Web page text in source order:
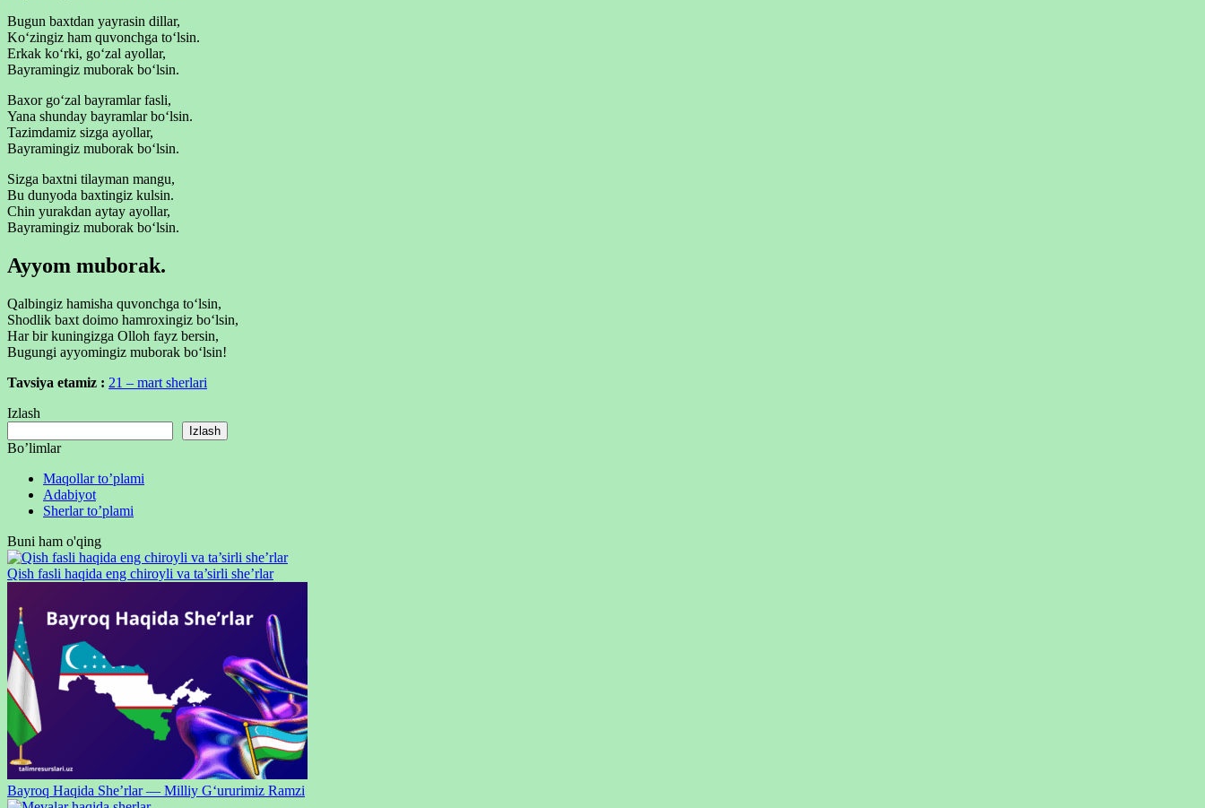
Bugun baxtdan yayrasin dillar,
Ko‘zingiz ham quvonchga to‘lsin.
Erkak ko‘rki, go‘zal ayollar,
Bayramingiz muborak bo‘lsin.
Baxor go‘zal bayramlar fasli,
Yana shunday bayramlar bo‘lsin.
Tazimdamiz sizga ayollar,
Bayramingiz muborak bo‘lsin.
Sizga baxtni tilayman mangu,
Bu dunyoda baxtingiz kulsin.
Chin yurakdan aytay ayollar,
Bayramingiz muborak bo‘lsin.
Ayyom muborak.
Qalbingiz hamisha quvonchga to‘lsin,
Shodlik baxt doimo hamroxingiz bo‘lsin,
Har bir kuningizga Olloh fayz bersin,
Bugungi ayyomingiz muborak bo‘lsin!
Tavsiya etamiz : 21 – mart sherlari
Izlash
Izlash
Bo’limlar
Maqollar to’plami
Adabiyot
Sherlar to’plami
Buni ham o'qing
Qish fasli haqida eng chiroyli va ta’sirli she’rlar
Bayroq Haqida She’rlar — Milliy G‘ururimiz Ramzi